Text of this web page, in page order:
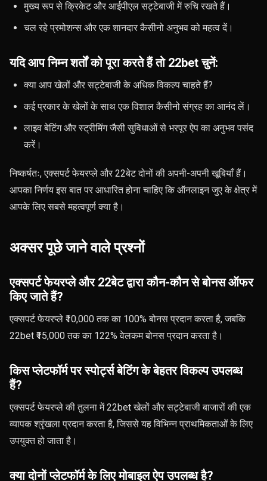
मुख्य रूप से क्रिकेट और आईपीएल सट्टेबाजी में रुचि रखते हैं।
चल रहे प्रमोशन्स और एक शानदार कैसीनो अनुभव को महत्व दें।
यदि आप निम्न शर्तों को पूरा करते हैं तो 22bet चुनें:
क्या आप खेलों और सट्टेबाजी के अधिक विकल्प चाहते हैं?
कई प्रकार के खेलों के साथ एक विशाल कैसीनो संग्रह का आनंद लें।
लाइव बेटिंग और स्ट्रीमिंग जैसी सुविधाओं से भरपूर ऐप का अनुभव पसंद
करें।
निष्कर्षतः, एक्सपर्ट फेयरप्ले और 22बेट दोनों की अपनी-अपनी खूबियाँ हैं।
आपका निर्णय इस बात पर आधारित होना चाहिए कि ऑनलाइन जुए के क्षेत्र में
आपके लिए सबसे महत्वपूर्ण क्या है।
अक्सर पूछे जाने वाले प्रश्नों
एक्सपर्ट फेयरप्ले और 22बेट द्वारा कौन-कौन से बोनस ऑफर
किए जाते हैं?
एक्सपर्ट फेयरप्ले ₹10,000 तक का 100% बोनस प्रदान करता है, जबकि
22bet ₹15,000 तक का 122% वेलकम बोनस प्रदान करता है।
किस प्लेटफॉर्म पर स्पोर्ट्स बेटिंग के बेहतर विकल्प उपलब्ध
हैं?
एक्सपर्ट फेयरप्ले की तुलना में 22bet खेलों और सट्टेबाजी बाजारों की एक
व्यापक श्रृंखला प्रदान करता है, जिससे यह विभिन्न प्राथमिकताओं के लिए
उपयुक्त हो जाता है।
क्या दोनों प्लेटफॉर्म के लिए मोबाइल ऐप उपलब्ध है?